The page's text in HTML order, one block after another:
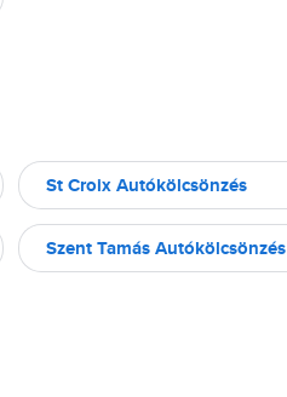
St Croix Autókölcsönzés
Szent Tamás Autókölcsönzés